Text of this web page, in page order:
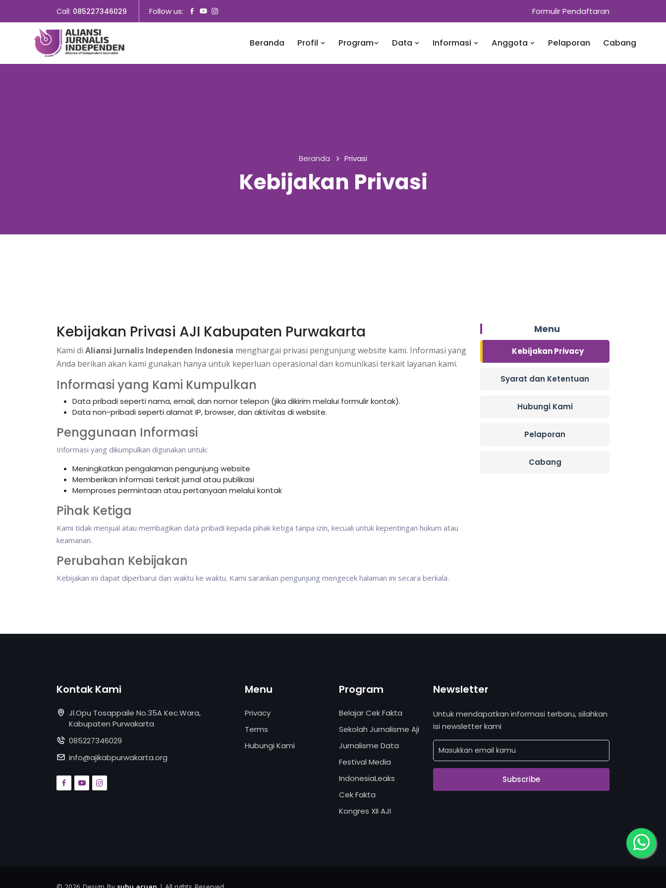
Call: 085227346029 Follow us: Formulir Pendaftaran
Beranda Profil Program Data Informasi Anggota Pelaporan Cabang
Beranda Privasi
Kebijakan Privasi
Kebijakan Privasi AJI Kabupaten Purwakarta
Kami di Aliansi Jurnalis Independen Indonesia menghargai privasi pengunjung website kami. Informasi yang
Anda berikan akan kami gunakan hanya untuk keperluan operasional dan komunikasi terkait layanan kami.
Informasi yang Kami Kumpulkan
Data pribadi seperti nama, email, dan nomor telepon (jika dikirim melalui formulir kontak).
Data non-pribadi seperti alamat IP, browser, dan aktivitas di website.
Penggunaan Informasi
Informasi yang dikumpulkan digunakan untuk:
Meningkatkan pengalaman pengunjung website
Memberikan informasi terkait jurnal atau publikasi
Memproses permintaan atau pertanyaan melalui kontak
Pihak Ketiga
Kami tidak menjual atau membagikan data pribadi kepada pihak ketiga tanpa izin, kecuali untuk kepentingan hukum atau
keamanan.
Perubahan Kebijakan
Kebijakan ini dapat diperbarui dari waktu ke waktu. Kami sarankan pengunjung mengecek halaman ini secara berkala.
Menu
Kebijakan Privacy
Syarat dan Ketentuan
Hubungi Kami
Pelaporan
Cabang
Kontak Kami
Jl.Opu Tosappaile No.35A Kec.Wara,
Kabupaten Purwakarta
085227346029
info@ajikabpurwakarta.org
Menu
Privacy
Terms
Hubungi Kami
Program
Belajar Cek Fakta
Sekolah Jurnalisme Aji
Jurnalisme Data
Festival Media
IndonesiaLeaks
Cek Fakta
Kongres XII AJI
Newsletter
Untuk mendapatkan informasi terbaru, silahkan
isi newsletter kami
Subscribe